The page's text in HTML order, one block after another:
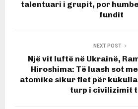
talentuari i grupit, por
fundit
NEXT POST
Një vit luftë në Ukrainë,
Hiroshima: Të luash sot
atomike sikur flet për
turp i civilizimit